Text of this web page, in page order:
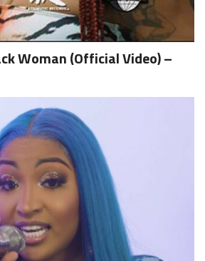
Woman (Official Video) –